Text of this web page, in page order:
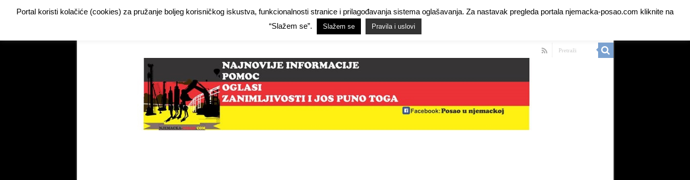
Facebook Demo Hide Ads for Premium Members
O NAMA PRAVILA I USLOVI
Portal koristi kolačiće (cookies) za pružanje boljeg korisničkog iskustva, funkcionalnosti stranice i prilagođavanja sistema oglašavanja. Za nastavak pregleda portala njemacka-posao.com kliknite na
“Slažem se”.
Slažem se Pravila i uslovi